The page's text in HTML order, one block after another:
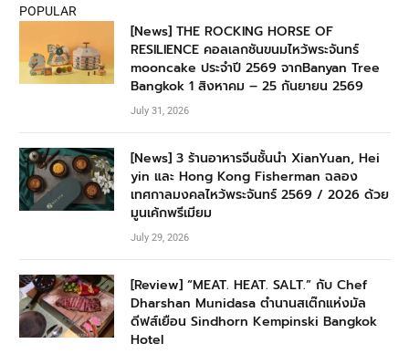
POPULAR
[News] THE ROCKING HORSE OF
RESILIENCE คอลเลกชันขนมไหว้พระจันทร์
mooncake ประจำปี 2569 จากBanyan Tree
Bangkok 1 สิงหาคม – 25 กันยายน 2569
July 31, 2026
[News] 3 ร้านอาหารจีนชั้นนำ XianYuan, Hei
yin และ Hong Kong Fisherman ฉลอง
เทศกาลมงคลไหว้พระจันทร์ 2569 / 2026 ด้วย
มูนเค้กพรีเมียม
July 29, 2026
[Review] “MEAT. HEAT. SALT.” กับ Chef
Dharshan Munidasa ตำนานสเต๊กแห่งมัล
ดีฟส์เยือน Sindhorn Kempinski Bangkok
Hotel